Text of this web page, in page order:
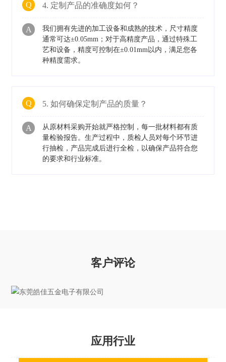
Q 4. 定制产品的准确度如何？
A
我们拥有先进的加工设备和成熟的技术，尺寸精度
通常可达±0.05mm；对于高精度产品，通过特殊工
艺和设备，精度可控制在±0.01mm以内，满足您各
种精度需求。
Q 5. 如何确保定制产品的质量？
A
从原材料采购开始就严格控制，每一批材料都有质
量检验报告。生产过程中，质检人员对每个环节进
行抽检，产品完成后进行全检，以确保产品符合您
的要求和行业标准。
客户评论
应用行业